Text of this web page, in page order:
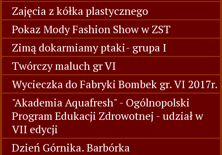
Zajęcia z kółka plastycznego
Pokaz Mody Fashion Show w ZST
Zimą dokarmiamy ptaki- grupa I
Twórczy maluch gr VI
Wycieczka do Fabryki Bombek gr. VI 2017r.
"Akademia Aquafresh" - Ogólnopolski
Program Edukacji Zdrowotnej - udział w
VII edycji
Dzień Górnika. Barbórka